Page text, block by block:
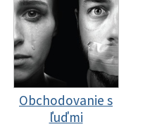
Obchodovanie s
ľuďmi